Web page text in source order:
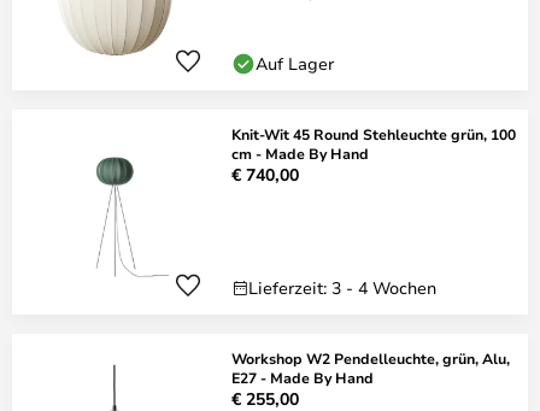
Auf Lager
Knit-Wit 45 Round Stehleuchte grün, 100
cm - Made By Hand
€ 740,00
Lieferzeit: 3 - 4 Wochen
Workshop W2 Pendelleuchte, grün, Alu,
E27 - Made By Hand
€ 255,00